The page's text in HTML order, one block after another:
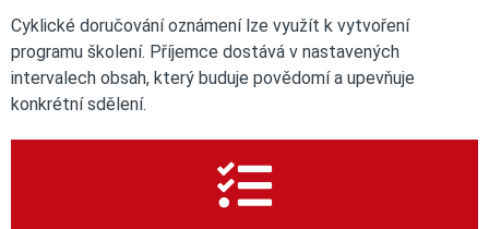
Cyklické doručování oznámení lze využít k vytvoření
programu školení. Příjemce dostává v nastavených
intervalech obsah, který buduje povědomí a upevňuje
konkrétní sdělení.